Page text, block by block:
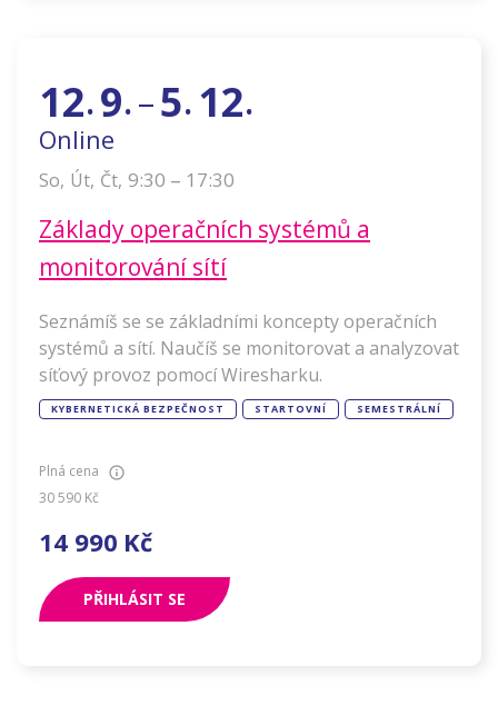
12.9.–5. 12.
Online
So, Út, Čt, 9:30 – 17:30
Základy operačních systémů a
monitorování sítí
Seznámíš se se základními koncepty operačních
systémů a sítí. Naučíš se monitorovat a analyzovat
síťový provoz pomocí Wiresharku.
KYBERNETICKÁ BEZPEČNOST STARTOVNÍ SEMESTRÁLNÍ
Plná cena
30 590 Kč
14 990 Kč
PŘIHLÁSIT SE